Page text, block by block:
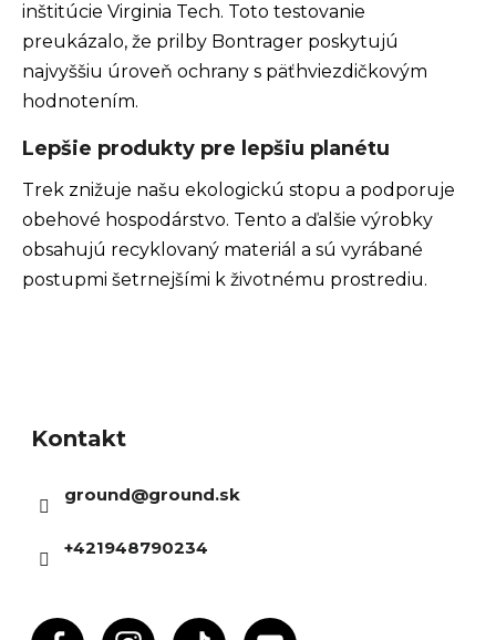
inštitúcie Virginia Tech. Toto testovanie
preukázalo, že prilby Bontrager poskytujú
najvyššiu úroveň ochrany s päťhviezdičkovým
hodnotením.
Lepšie produkty pre lepšiu planétu
Trek znižuje našu ekologickú stopu a podporuje
obehové hospodárstvo. Tento a ďalšie výrobky
obsahujú recyklovaný materiál a sú vyrábané
postupmi šetrnejšími k životnému prostrediu.
Kontakt
ground@ground.sk
+421948790234